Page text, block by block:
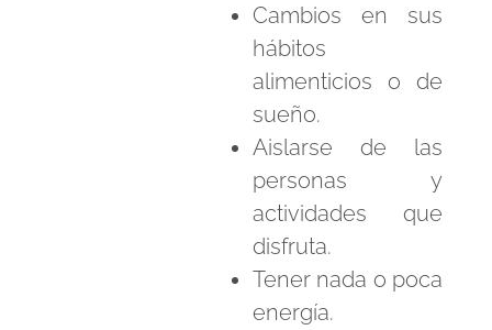
Cambios en sus
hábitos
alimenticios o de
sueño.
Aislarse de las
personas y
actividades que
disfruta.
Tener nada o poca
energía.